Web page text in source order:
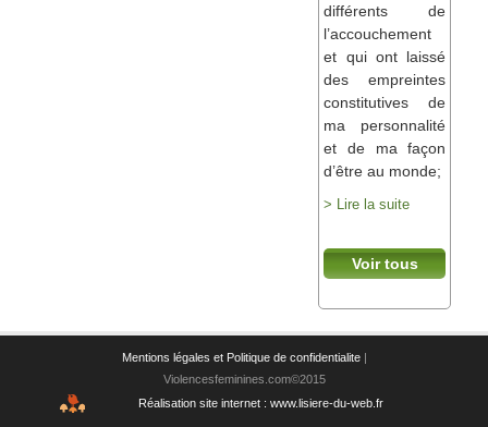
différents de
l’accouchement
et qui ont laissé
des empreintes
constitutives de
ma personnalité
et de ma façon
d’être au monde;
> Lire la suite
Voir tous
Mentions légales et Politique de confidentialite|
Violencesfeminines.com©2015
Réalisation site internet : www.lisiere-du-web.fr